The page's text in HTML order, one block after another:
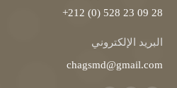
28 09 23 528 (0) 212+
البريد الإلكتروني
chagsmd@gmail.com